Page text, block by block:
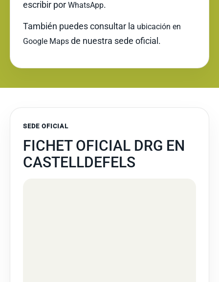
escribir por WhatsApp.
También puedes consultar la ubicación en
Google Maps de nuestra sede oficial.
SEDE OFICIAL
FICHET OFICIAL DRG EN
CASTELLDEFELS